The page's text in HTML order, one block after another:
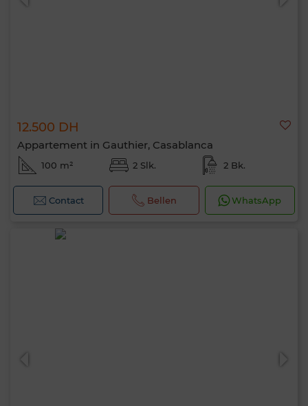
12.500 DH
Appartement in Gauthier, Casablanca
100 m² 2 Slk. 2 Bk.
Contact Bellen WhatsApp